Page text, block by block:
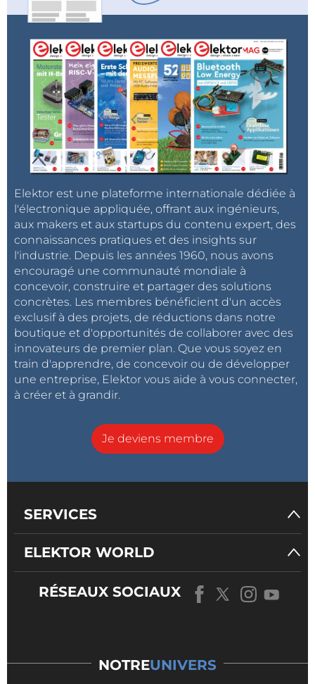
Elektor est une plateforme internationale dédiée à
l'électronique appliquée, offrant aux ingénieurs,
aux makers et aux startups du contenu expert, des
connaissances pratiques et des insights sur
l'industrie. Depuis les années 1960, nous avons
encouragé une communauté mondiale à
concevoir, construire et partager des solutions
concrètes. Les membres bénéficient d'un accès
exclusif à des projets, de réductions dans notre
boutique et d'opportunités de collaborer avec des
innovateurs de premier plan. Que vous soyez en
train d'apprendre, de concevoir ou de développer
une entreprise, Elektor vous aide à vous connecter,
à créer et à grandir.
Je deviens membre
SERVICES
ELEKTOR WORLD
RÉSEAUX SOCIAUX
NOTREUNIVERS